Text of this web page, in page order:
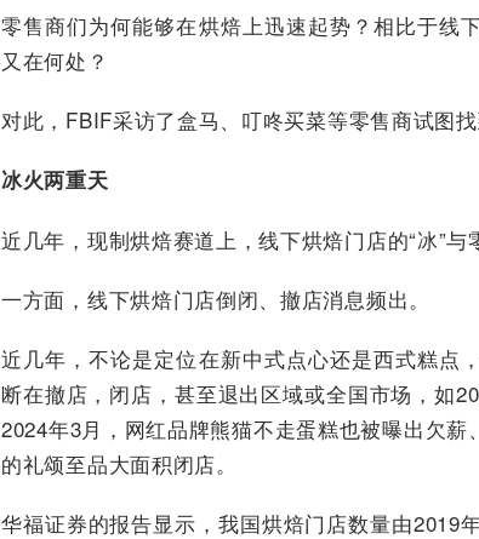
零售商们为何能够在烘焙上迅速起势？相比于线
又在何处？
对此，FBIF采访了盒马、叮咚买菜等零售商试图找
冰火两重天
近几年，现制烘焙赛道上，线下烘焙门店的“冰”与
一方面，线下烘焙门店倒闭、撤店消息频出。
近几年，不论是定位在新中式点心还是西式糕点
断在撤店，闭店，甚至退出区域或全国市场，如
2024年3月，网红品牌熊猫不走蛋糕也被曝出欠
的礼颂至品大面积闭店。
华福证券的报告显示，我国烘焙门店数量由2019